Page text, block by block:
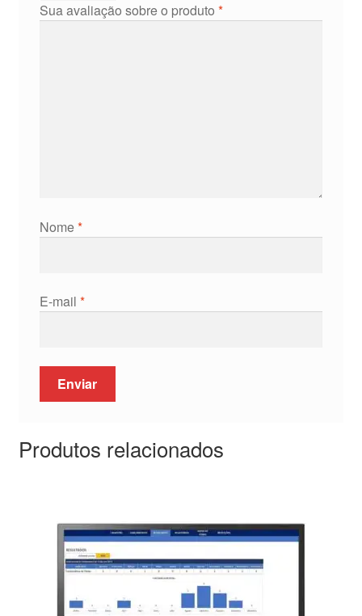
Sua avaliação sobre o produto *
Nome*
E-mail *
Produtos relacionados